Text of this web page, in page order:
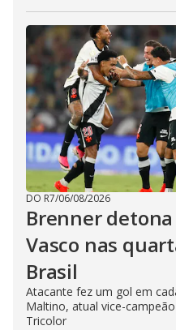
DO R7/06/08/2026
Brenner
Vasco nas
Brasil
Atacante fez um gol em
Maltino, atual vice-
Tricolor